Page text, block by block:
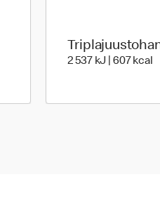
2 537 kJ | 607 kcal